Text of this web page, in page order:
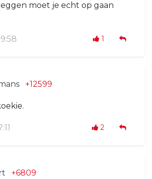
moet je echt op gaan
1
+12599
2
+6809